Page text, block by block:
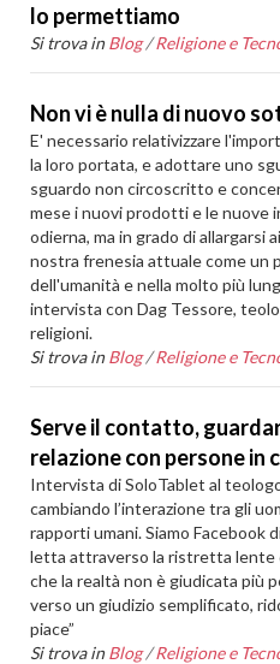
lo permettiamo
Si trova in Blog /Religione e
Non vi è nulla di nuovo
E' necessario relativizzare
la loro portata, e adottare uno
sguardo non circoscritto e
mese i nuovi prodotti e le nuove
odierna, ma in grado di allargarsi
nostra frenesia attuale come un
dell'umanità e nella molto più
intervista con Dag Tessore,
religioni.
Si trova in Blog /Religione e
Serve il contatto,
relazione con persone in
Intervista di SoloTablet al
cambiando l’interazione tra gli
rapporti umani. Siamo Facebook
letta attraverso la ristretta lente
che la realtà non è giudicata più
verso un giudizio semplificato,
piace”
Si trova in Blog /Religione e